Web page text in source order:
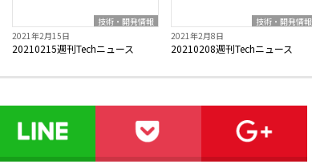
技術・開発情報
2021年2月15日
20210215週刊Techニュース
技術・開発情報
2021年2月8日
20210208週刊Techニュース